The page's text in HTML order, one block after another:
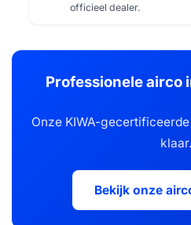
officieel dealer.
Professionele airco
Onze KIWA-
klaar.
Bekijk onze